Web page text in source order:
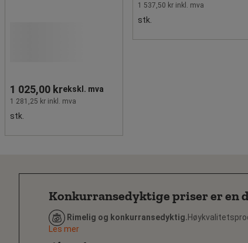
1 025,00 krekskl. mva
1 281,25 kr inkl. mva
stk.
1 537,50 kr inkl. mva
stk.
Konkurransedyktige priser er en
Rimelig og konkurransedyktig.
Les mer